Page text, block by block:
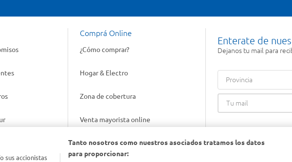
Comprá Online
¿Cómo comprar?
Hogar & Electro
Zona de cobertura
Venta mayorista online
Gift cards empresariales
Enterate de
Dejanos tu mail para
Provincia
sus accionistas
Tanto nosotros como nuestros asociados tratamos los datos
para proporcionar: